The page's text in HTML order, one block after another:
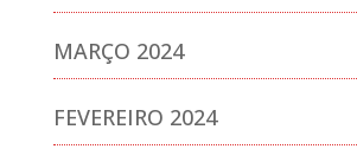
MARÇO 2024
FEVEREIRO 2024